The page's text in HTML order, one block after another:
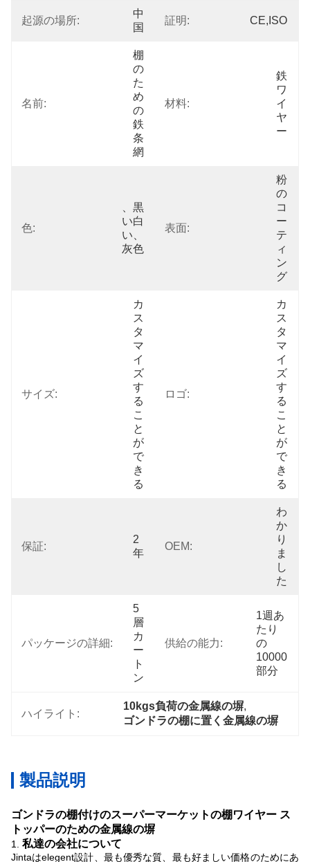
起源の場所:
中
国
証明: CE,ISO
名前:
棚
の
た
め
の
鉄
条
網
材料:
鉄
ワ
イ
ヤ
ー
色:
、黒
い白
い、
灰色
表面:
粉
の
コ
ー
テ
ィ
ン
グ
サイズ:
カ
ス
タ
マ
イ
ズ
す
る
こ
と
が
で
き
る
ロゴ:
カ
ス
タ
マ
イ
ズ
す
る
こ
と
が
で
き
る
保証:
2
年
OEM:
わ
か
り
ま
し
た
パッケージの詳細:
5
層
カ
ー
ト
ン
供給の能力:
1週あ
たり
の
10000
部分
ハイライト:
10kgs負荷の金属線の塀,
ゴンドラの棚に置く金属線の塀
製品説明
ゴンドラの棚付けのスーパーマーケットの棚ワイヤー ス
トッパーのための金属線の塀
1. 私達の会社について
Jintaはelegent設計、最も優秀な質、最も好ましい価格のためにあ